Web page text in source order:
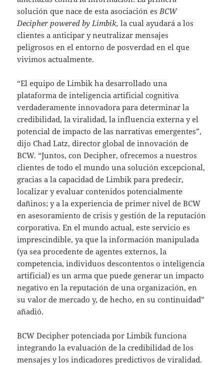
solución que nace de esta asociación es BCW
Decipher powered by Limbik, la cual ayudará a los
clientes a anticipar y neutralizar mensajes
peligrosos en el entorno de posverdad en el que
vivimos actualmente.
“El equipo de Limbik ha desarrollado una
plataforma de inteligencia artificial cognitiva
verdaderamente innovadora para determinar la
credibilidad, la viralidad, la influencia externa y el
potencial de impacto de las narrativas emergentes”,
dijo Chad Latz, director global de innovación de
BCW. “Juntos, con Decipher, ofrecemos a nuestros
clientes de todo el mundo una solución excepcional,
gracias a la capacidad de Limbik para predecir,
localizar y evaluar contenidos potencialmente
dañinos; y a la experiencia de primer nivel de BCW
en asesoramiento de crisis y gestión de la reputación
corporativa. En el mundo actual, este servicio es
imprescindible, ya que la información manipulada
(ya sea procedente de agentes externos, la
competencia, individuos descontentos o inteligencia
artificial) es un arma que puede generar un impacto
negativo en la reputación de una organización, en
su valor de mercado y, de hecho, en su continuidad”
añadió.
BCW Decipher potenciada por Limbik funciona
integrando la evaluación de la credibilidad de los
mensajes y los indicadores predictivos de viralidad.